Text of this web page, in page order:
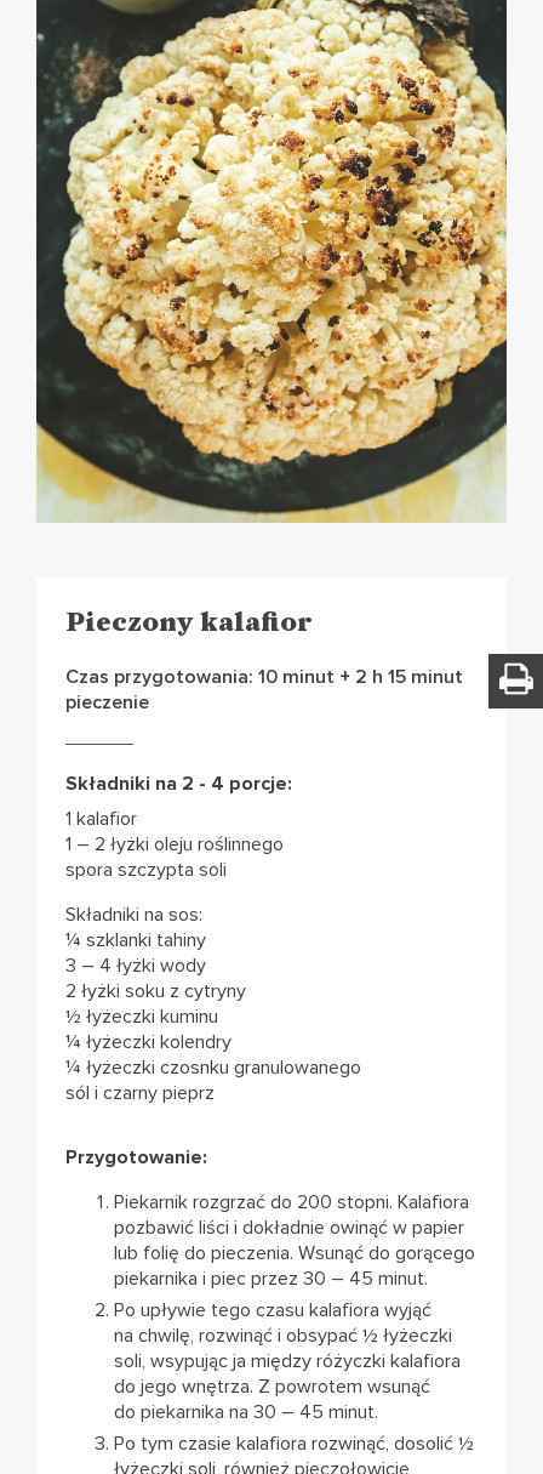
Pieczony kalafior
Czas przygotowania: 10 minut + 2 h 15 minut
pieczenie
Składniki na 2 - 4 porcje:
1 kalafior
1 – 2 łyżki oleju roślinnego
spora szczypta soli
Składniki na sos:
¼ szklanki tahiny
3 – 4 łyżki wody
2 łyżki soku z cytryny
½ łyżeczki kuminu
¼ łyżeczki kolendry
¼ łyżeczki czosnku granulowanego
sól i czarny pieprz
Przygotowanie:
Piekarnik rozgrzać do 200 stopni. Kalafiora
pozbawić liści i dokładnie owinąć w papier
lub folię do pieczenia. Wsunąć do gorącego
piekarnika i piec przez 30 – 45 minut.
Po upływie tego czasu kalafiora wyjąć
na chwilę, rozwinąć i obsypać ½ łyżeczki
soli, wsypując ja między różyczki kalafiora
do jego wnętrza. Z powrotem wsunąć
do piekarnika na 30 – 45 minut.
Po tym czasie kalafiora rozwinąć, dosolić ½